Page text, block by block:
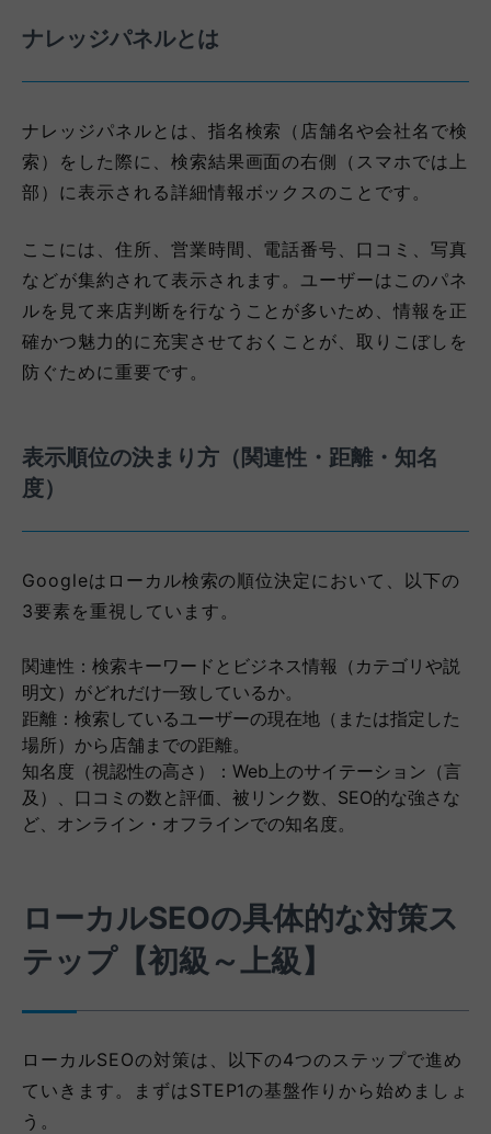
ナレッジパネルとは
ナレッジパネルとは、指名検索（店舗名や会社名で検
索）をした際に、検索結果画面の右側（スマホでは上
部）に表示される詳細情報ボックスのことです。
ここには、住所、営業時間、電話番号、口コミ、写真
などが集約されて表示されます。ユーザーはこのパネ
ルを見て来店判断を行なうことが多いため、情報を正
確かつ魅力的に充実させておくことが、取りこぼしを
防ぐために重要です。
表示順位の決まり方（関連性・距離・知名
度）
Googleはローカル検索の順位決定において、以下の
3要素を重視しています。
関連性：検索キーワードとビジネス情報（カテゴリや説
明文）がどれだけ一致しているか。
距離：検索しているユーザーの現在地（または指定した
場所）から店舗までの距離。
知名度（視認性の高さ）：Web上のサイテーション（言
及）、口コミの数と評価、被リンク数、SEO的な強さな
ど、オンライン・オフラインでの知名度。
ローカルSEOの具体的な対策ス
テップ【初級～上級】
ローカルSEOの対策は、以下の4つのステップで進め
ていきます。まずはSTEP1の基盤作りから始めましょ
う。